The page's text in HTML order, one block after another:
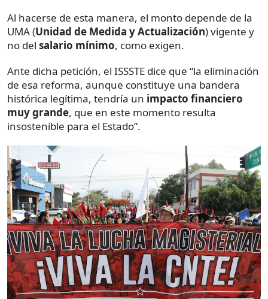
Al hacerse de esta manera, el monto depende de la
UMA (Unidad de Medida y Actualización) vigente y
no del salario mínimo, como exigen.
Ante dicha petición, el ISSSTE dice que “la eliminación
de esa reforma, aunque constituye una bandera
histórica legítima, tendría un impacto financiero
muy grande, que en este momento resulta
insostenible para el Estado”.